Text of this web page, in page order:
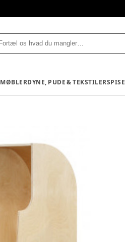
MØBLERDYNE, PUDE & TEKSTILER